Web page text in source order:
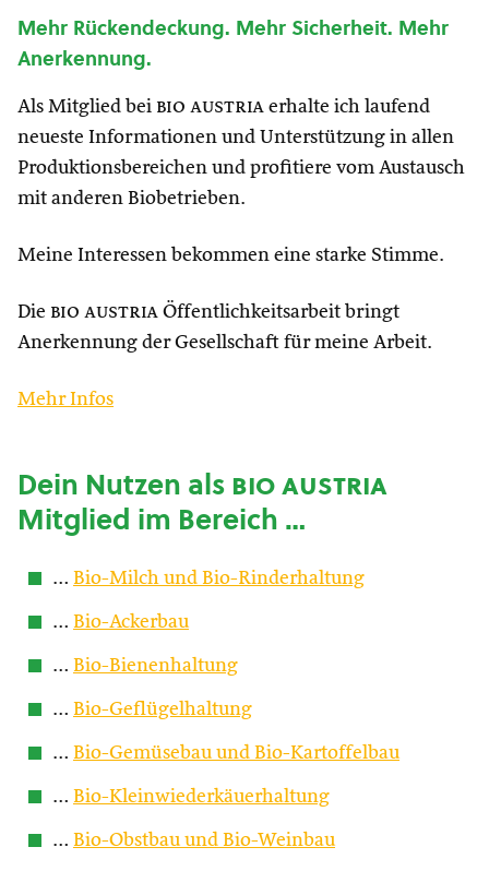
Mehr Rückendeckung. Mehr Sicherheit. Mehr
Anerkennung.
Als Mitglied bei bio austria erhalte ich laufend
neueste Informationen und Unterstützung in allen
Produktionsbereichen und profitiere vom Austausch
mit anderen Biobetrieben.
Meine Interessen bekommen eine starke Stimme.
Die bio austria Öffentlichkeitsarbeit bringt
Anerkennung der Gesellschaft für meine Arbeit.
Mehr Infos
Dein Nutzen alsbio austria
Mitglied im Bereich …
… Bio-Milch und Bio-Rinderhaltung
… Bio-Ackerbau
… Bio-Bienenhaltung
… Bio-Geflügelhaltung
… Bio-Gemüsebau und Bio-Kartoffelbau
… Bio-Kleinwiederkäuerhaltung
… Bio-Obstbau und Bio-Weinbau